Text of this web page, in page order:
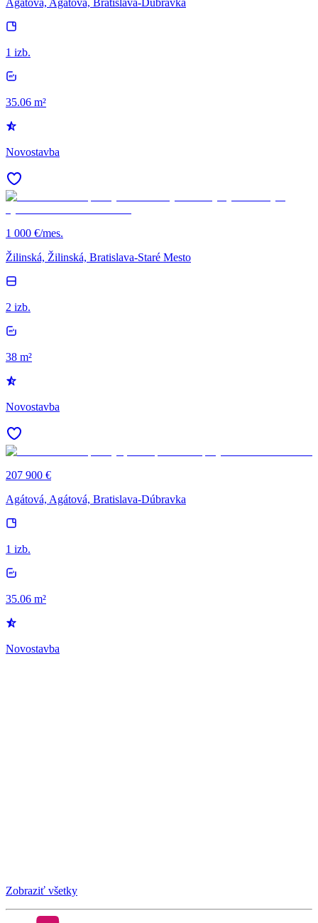
1 izb.
35.06 m²
Novostavba
1 000 €/mes.
Žilinská, Žilinská, Bratislava-Staré Mesto
2 izb.
38 m²
Novostavba
207 900 €
Agátová, Agátová, Bratislava-Dúbravka
1 izb.
35.06 m²
Novostavba
Zobraziť všetky